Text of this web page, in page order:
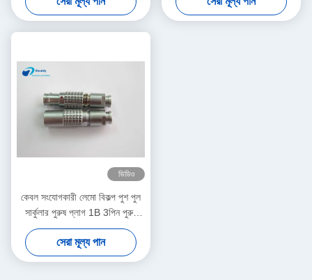
ভিডিও
কেবল সংযোগকারী লেমো বিকল্প পুশ পুল
সার্কুলার পুরুষ প্লাগ 1B 3পিন পুরুষ
সংযোগকারী
সেরা মূল্য পান